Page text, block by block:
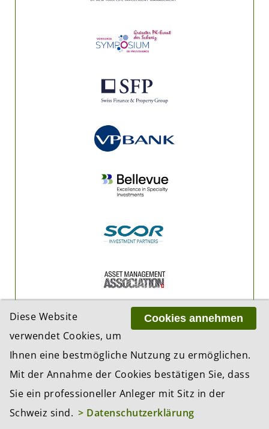
Cookies annehmen
Diese Website
verwendet Cookies, um
Ihnen eine bestmögliche Nutzung zu ermöglichen.
Mit der Annahme der Cookies bestätigen Sie, dass
Sie ein professioneller Anleger mit Sitz in der
Schweiz sind. > Datenschutzerklärung